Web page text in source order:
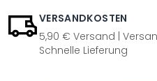
VERSANDKOSTEN
5,90 € Versand |
Schnelle Lieferung